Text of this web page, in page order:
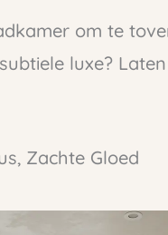
om te
luxe?
Zachte Gloed